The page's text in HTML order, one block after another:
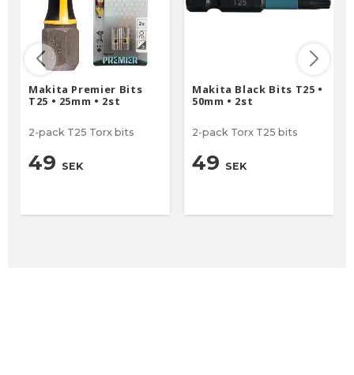
Makita Premier Bits
T25 • 25mm • 2st
2-pack T25 Torx bits
49 SEK
Makita Black Bits T25 •
50mm • 2st
2-pack Torx T25 bits
49 SEK